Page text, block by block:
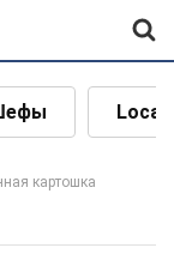
Local
картошка